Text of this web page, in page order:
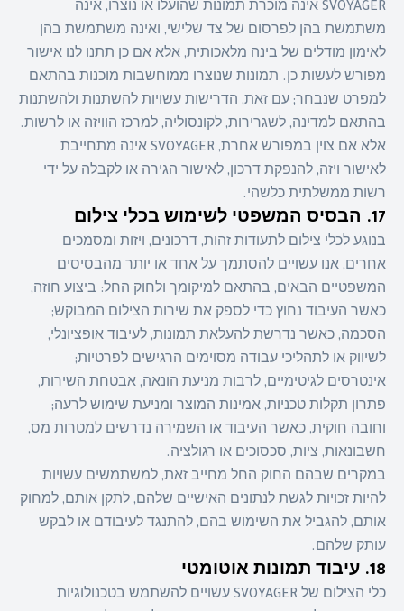
SVOYAGER אינה מוכרת תמונות שהועלו או נוצרו, אינה
משתמשת בהן לפרסום של צד שלישי, ואינה משתמשת בהן
לאימון מודלים של בינה מלאכותית, אלא אם כן תתנו לנו אישור
מפורש לעשות כן. תמונות שנוצרו ממוחשבות מוכנות בהתאם
למפרט שנבחר; עם זאת, הדרישות עשויות להשתנות ולהשתנות
בהתאם למדינה, לשגרירות, לקונסוליה, למרכז הוויזה או לרשות.
אלא אם צוין במפורש אחרת, SVOYAGER אינה מתחייבת
לאישור ויזה, להנפקת דרכון, לאישור הגירה או לקבלה על ידי
רשות ממשלתית כלשהי.
17. הבסיס המשפטי לשימוש בכלי צילום
בנוגע לכלי צילום לתעודות זהות, דרכונים, ויזות ומסמכים
אחרים, אנו עשויים להסתמך על אחד או יותר מהבסיסים
המשפטיים הבאים, בהתאם למיקומך ולחוק החל: ביצוע חוזה,
כאשר העיבוד נחוץ כדי לספק את שירות הצילום המבוקש;
הסכמה, כאשר נדרשת להעלאת תמונות, לעיבוד אופציונלי,
לשיווק או לתהליכי עבודה מסוימים הרגישים לפרטיות;
אינטרסים לגיטימיים, לרבות מניעת הונאה, אבטחת השירות,
פתרון תקלות טכניות, אמינות המוצר ומניעת שימוש לרעה;
וחובה חוקית, כאשר העיבוד או השמירה נדרשים למטרות מס,
חשבונאות, ציות, סכסוכים או רגולציה.
במקרים שבהם החוק החל מחייב זאת, למשתמשים עשויות
להיות זכויות לגשת לנתונים האישיים שלהם, לתקן אותם, למחוק
אותם, להגביל את השימוש בהם, להתנגד לעיבודם או לבקש
עותק שלהם.
18. עיבוד תמונות אוטומטי
כלי הצילום של SVOYAGER עשויים להשתמש בטכנולוגיות